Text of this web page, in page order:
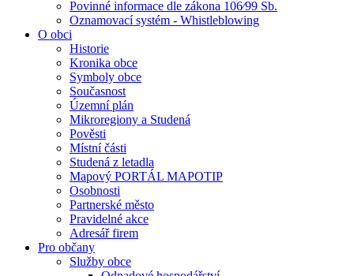
Povinné informace dle zákona 106⁄99 Sb.
Oznamovací systém - Whistleblowing
O obci
Historie
Kronika obce
Symboly obce
Současnost
Územní plán
Mikroregiony a Studená
Pověsti
Místní části
Studená z letadla
Mapový PORTÁL MAPOTIP
Osobnosti
Partnerské město
Pravidelné akce
Adresář firem
Pro občany
Služby obce